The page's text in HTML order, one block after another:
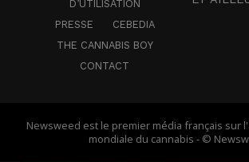
D’UTILISATION
PRESSE
CEBEDIA
THE CANNABIS BOY
CONTACT
Newsweed est le premier média français sur
mondiale du cannabis - ©